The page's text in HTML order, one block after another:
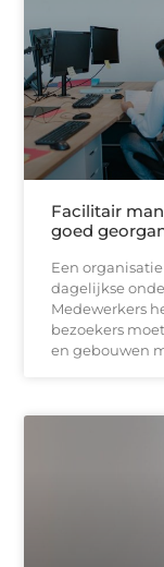
Facilitair
goed
Een
dagelijkse
Medewerkers
bezoekers
en gebouwen